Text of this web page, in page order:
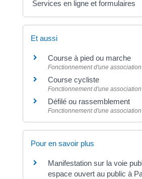
Services en ligne et formulaires
Et aussi
Course à pied ou marche
Fonctionnement d'une association
Course cycliste
Fonctionnement d'une association
Défilé ou rassemblement
Fonctionnement d'une association
Pour en savoir plus
Manifestation sur la voie
espace ouvert au public à